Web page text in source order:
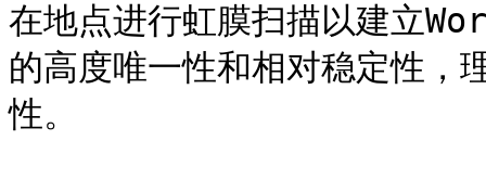
在地点进行虹膜扫描以建立
的高度唯一性和相对稳定性，
性。